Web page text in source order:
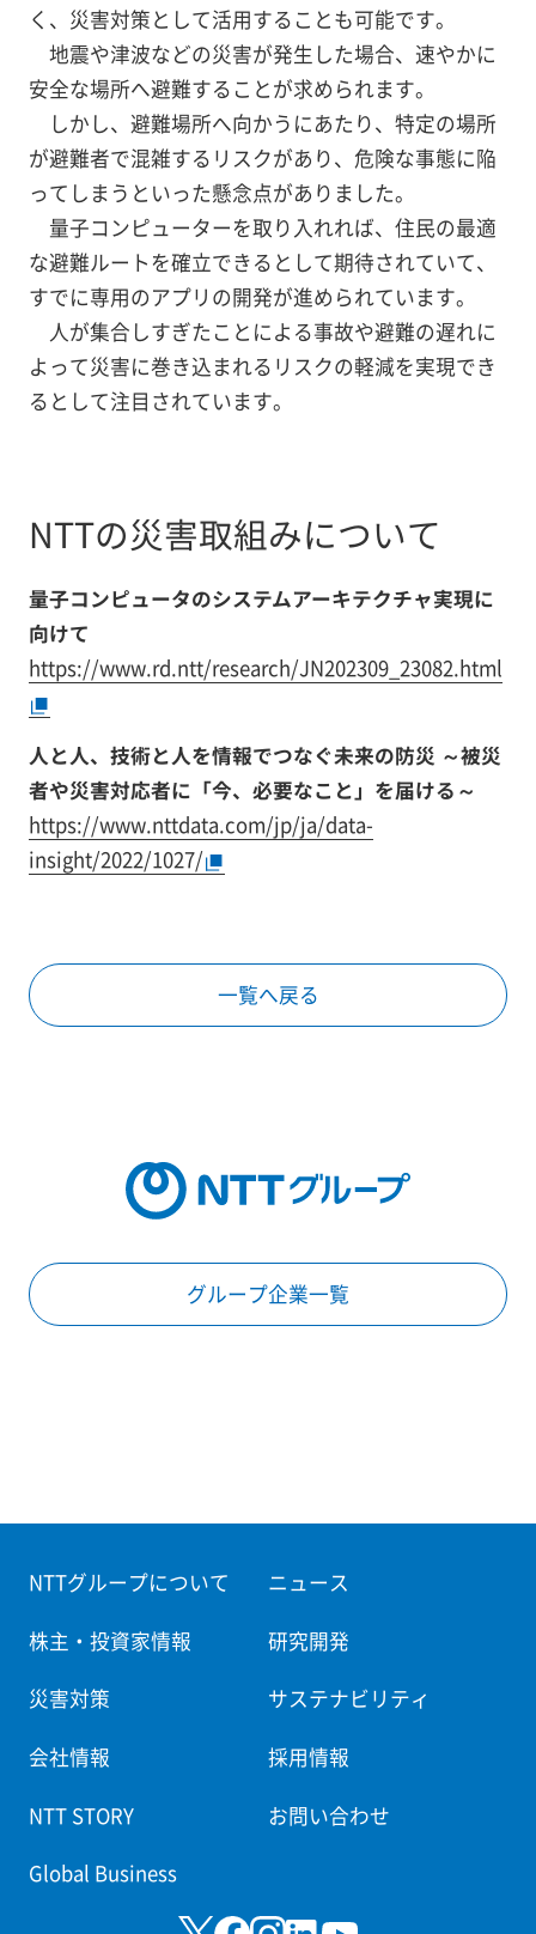
く、災害対策として活用することも可能です。
地震や津波などの災害が発生した場合、速やかに
安全な場所へ避難することが求められます。
しかし、避難場所へ向かうにあたり、特定の場所
が避難者で混雑するリスクがあり、危険な事態に陥
ってしまうといった懸念点がありました。
量子コンピューターを取り入れれば、住民の最適
な避難ルートを確立できるとして期待されていて、
すでに専用のアプリの開発が進められています。
人が集合しすぎたことによる事故や避難の遅れに
よって災害に巻き込まれるリスクの軽減を実現でき
るとして注目されています。
NTTの災害取組みについて
量子コンピュータのシステムアーキテクチャ実現に
向けて
https://www.rd.ntt/research/JN202309_23082.html
人と人、技術と人を情報でつなぐ未来の防災 ～被災
者や災害対応者に「今、必要なこと」を届ける～
https://www.nttdata.com/jp/ja/data-
insight/2022/1027/
一覧へ戻る
グループ企業一覧
NTTグループについて ニュース
株主・投資家情報 研究開発
災害対策 サステナビリティ
会社情報 採用情報
NTT STORY お問い合わせ
Global Business